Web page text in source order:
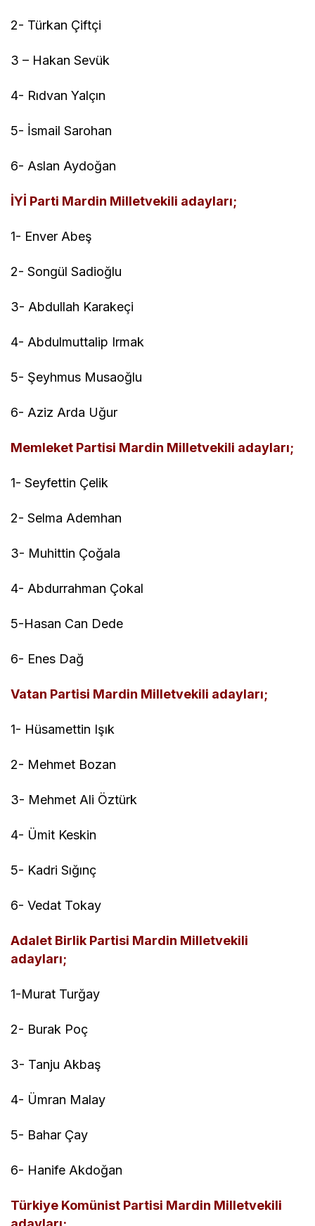
2- Türkan Çiftçi
3 – Hakan Sevük
4- Rıdvan Yalçın
5- İsmail Sarohan
6- Aslan Aydoğan
İYİ Parti Mardin Milletvekili adayları;
1- Enver Abeş
2- Songül Sadioğlu
3- Abdullah Karakeçi
4- Abdulmuttalip Irmak
5- Şeyhmus Musaoğlu
6- Aziz Arda Uğur
Memleket Partisi Mardin Milletvekili adayları;
1- Seyfettin Çelik
2- Selma Ademhan
3- Muhittin Çoğala
4- Abdurrahman Çokal
5-Hasan Can Dede
6- Enes Dağ
Vatan Partisi Mardin Milletvekili adayları;
1- Hüsamettin Işık
2- Mehmet Bozan
3- Mehmet Ali Öztürk
4- Ümit Keskin
5- Kadri Sığınç
6- Vedat Tokay
Adalet Birlik Partisi Mardin Milletvekili
adayları;
1-Murat Turğay
2- Burak Poç
3- Tanju Akbaş
4- Ümran Malay
5- Bahar Çay
6- Hanife Akdoğan
Türkiye Komünist Partisi Mardin Milletvekili